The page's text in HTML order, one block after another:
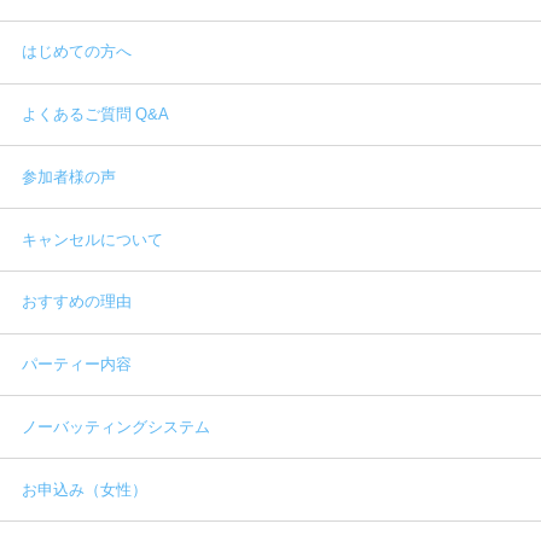
はじめての方へ
よくあるご質問 Q&A
参加者様の声
キャンセルについて
おすすめの理由
パーティー内容
ノーバッティングシステム
お申込み（女性）